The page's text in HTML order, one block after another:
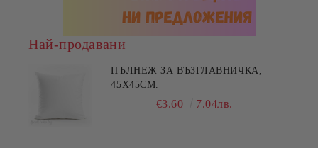
Най-продавани
ПЪЛНЕЖ ЗА ВЪЗГЛАВНИЧКА,
45X45СМ.
€3.60 7.04лв.